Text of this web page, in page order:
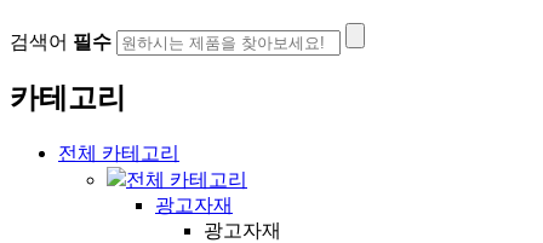
검색어 필수
카테고리
전체 카테고리
전체 카테고리
광고자재
광고자재